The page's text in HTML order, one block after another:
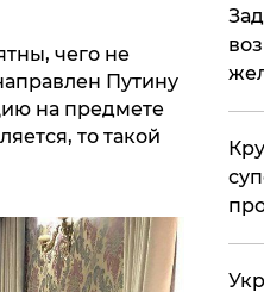
чего не
Путину
на предмете
то такой